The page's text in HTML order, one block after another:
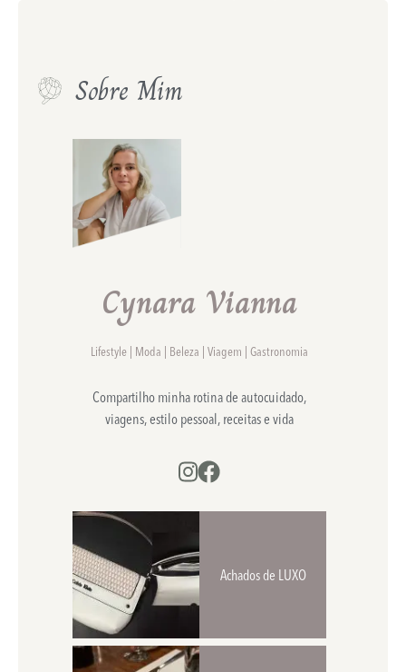
Sobre Mim
Cynara Vianna
Lifestyle | Moda | Beleza | Viagem | Gastronomia
Compartilho minha rotina de autocuidado,
viagens, estilo pessoal, receitas e vida
Achados de LUXO